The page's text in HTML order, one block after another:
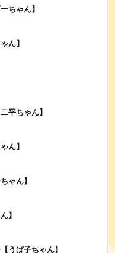
ちゃん】
ん】
平ちゃん】
ん】
ゃん】
】
うぱ子ちゃん】